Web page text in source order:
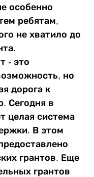
особенно
ребятам,
не хватило до
- это
но
дорога к
Сегодня в
целая система
В этом
грантов. Еще
грантов